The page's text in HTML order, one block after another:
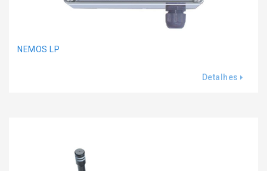
NEMOS LP
Detalhes